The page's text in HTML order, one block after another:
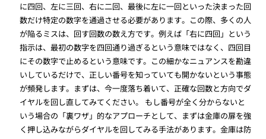
に四回、左に三回、右に二回、最後に左に一回といった決まった回
数だけ特定の数字を通過させる必要があります。この際、多くの人
が陥るミスは、回す回数の数え方です。例えば「右に四回」という
指示は、最初の数字を四回通り過ぎるという意味ではなく、四回目
にその数字で止めるという意味です。この細かなニュアンスを勘違
いしているだけで、正しい番号を知っていても開かないという事態
が頻発します。まずは、今一度落ち着いて、正確な回数と方向でダ
イヤルを回し直してみてください。 もし番号が全く分からないと
いう場合の「裏ワザ」的なアプローチとして、まずは金庫の扉を強
く押し込みながらダイヤルを回してみる手法があります。金庫は防